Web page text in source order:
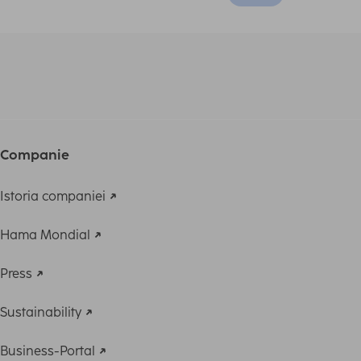
Companie
Istoria companiei
Hama Mondial
Press
Sustainability
Business-Portal